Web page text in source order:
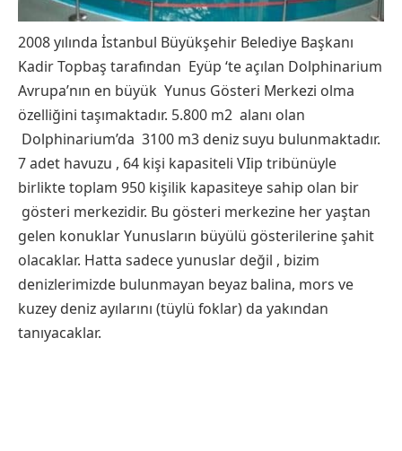
2008 yılında İstanbul Büyükşehir Belediye Başkanı
Kadir Topbaş tarafından Eyüp ‘te açılan Dolphinarium
Avrupa’nın en büyük Yunus Gösteri Merkezi olma
özelliğini taşımaktadır. 5.800 m2 alanı olan
Dolphinarium’da 3100 m3 deniz suyu bulunmaktadır.
7 adet havuzu , 64 kişi kapasiteli VIip tribünüyle
birlikte toplam 950 kişilik kapasiteye sahip olan bir
gösteri merkezidir. Bu gösteri merkezine her yaştan
gelen konuklar Yunusların büyülü gösterilerine şahit
olacaklar. Hatta sadece yunuslar değil , bizim
denizlerimizde bulunmayan beyaz balina, mors ve
kuzey deniz ayılarını (tüylü foklar) da yakından
tanıyacaklar.